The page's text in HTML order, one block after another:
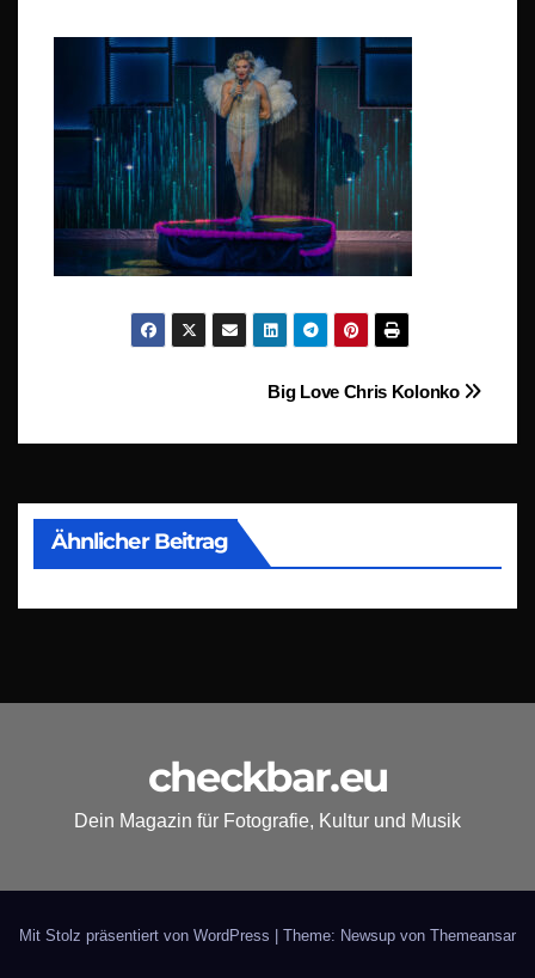
Beitragsnavigation
Big Love Chris Kolonko
Ähnlicher Beitrag
checkbar.eu
Dein Magazin für Fotografie, Kultur und Musik
Mit Stolz präsentiert von WordPress | Theme: Newsup von Themeansar